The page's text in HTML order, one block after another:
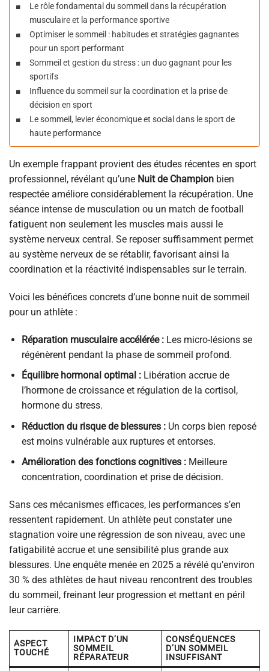
Le rôle fondamental du sommeil dans la récupération
musculaire et la performance sportive
Optimiser le sommeil : habitudes et stratégies gagnantes
pour un sport performant
Sommeil et gestion du stress : un duo gagnant pour les
sportifs
Influence du sommeil sur la coordination et la prise de
décision en sport
Le sommeil, levier économique et social dans le sport de
haute performance
Un exemple frappant provient des études récentes en sport
professionnel, révélant qu’une Nuit de Champion bien
respectée améliore considérablement la récupération. Une
séance intense de musculation ou un match de football
fatiguent non seulement les muscles mais aussi le
système nerveux central. Se reposer suffisamment permet
au système nerveux de se rétablir, favorisant ainsi la
coordination et la réactivité indispensables sur le terrain.
Voici les bénéfices concrets d’une bonne nuit de sommeil
pour un athlète :
Réparation musculaire accélérée :Les micro-lésions se
régénèrent pendant la phase de sommeil profond.
Équilibre hormonal optimal :Libération accrue de
l’hormone de croissance et régulation de la cortisol,
hormone du stress.
Réduction du risque de blessures :Un corps bien reposé
est moins vulnérable aux ruptures et entorses.
Amélioration des fonctions cognitives :Meilleure
concentration, coordination et prise de décision.
Sans ces mécanismes efficaces, les performances s’en
ressentent rapidement. Un athlète peut constater une
stagnation voire une régression de son niveau, avec une
fatigabilité accrue et une sensibilité plus grande aux
blessures. Une enquête menée en 2025 a révélé qu’environ
30 % des athlètes de haut niveau rencontrent des troubles
du sommeil, freinant leur progression et mettant en péril
leur carrière.
ASPECT
TOUCHÉ
IMPACT D’UN
SOMMEIL
RÉPARATEUR
CONSÉQUENCES
D’UN SOMMEIL
INSUFFISANT